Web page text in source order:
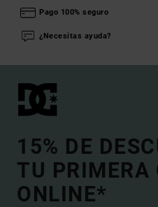
Pago 100% seguro
¿Necesitas ayuda?
15% DE
TU PRIMERA
ONLINE*